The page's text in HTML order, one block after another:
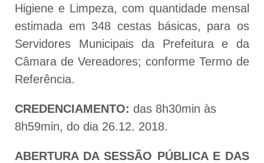
Higiene e Limpeza, com quantidade mensal
estimada em 348 cestas básicas, para os
Servidores Municipais da Prefeitura e da
Câmara de Vereadores; conforme Termo de
Referência.
CREDENCIAMENTO: das 8h30min às
8h59min, do dia 26.12. 2018.
ABERTURA DA SESSÃO PÚBLICA E DAS